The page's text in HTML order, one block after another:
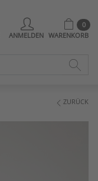
ANMELDEN
0
WARENKORB
ZURÜCK